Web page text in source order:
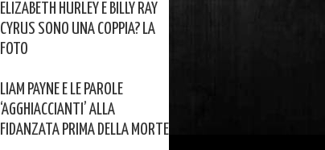
ELIZABETH HURLEY E BILLY RAY
CYRUS SONO UNA COPPIA? LA
FOTO
LIAM PAYNE E LE PAROLE
‘AGGHIACCIANTI’ ALLA
FIDANZATA PRIMA DELLA MORTE